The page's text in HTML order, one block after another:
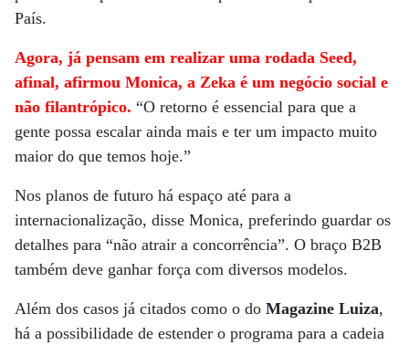
País.
Agora, já pensam em realizar uma rodada Seed,
afinal, afirmou Monica, a Zeka é um negócio social e
não filantrópico. “O retorno é essencial para que a
gente possa escalar ainda mais e ter um impacto muito
maior do que temos hoje.”
Nos planos de futuro há espaço até para a
internacionalização, disse Monica, preferindo guardar os
detalhes para “não atrair a concorrência”. O braço B2B
também deve ganhar força com diversos modelos.
Além dos casos já citados como o do Magazine Luiza,
há a possibilidade de estender o programa para a cadeia